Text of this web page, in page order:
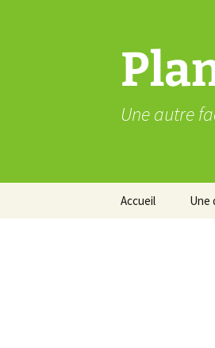
Une autre
Accueil Une